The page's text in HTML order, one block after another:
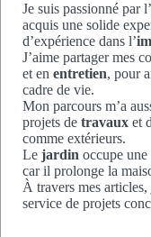
Je suis passionné par
acquis une solide
d’expérience dans l’
J’aime partager mes
et en entretien, pour
cadre de vie.
Mon parcours m’a
projets de travaux et
comme extérieurs.
Le jardin occupe une
car il prolonge la
À travers mes articles,
service de projets